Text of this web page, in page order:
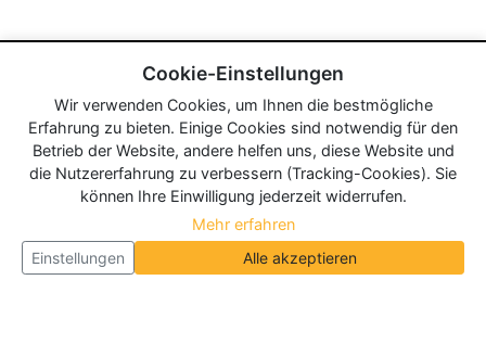
Cookie-Einstellungen
Wir verwenden Cookies, um Ihnen die bestmögliche
Erfahrung zu bieten. Einige Cookies sind notwendig für den
Betrieb der Website, andere helfen uns, diese Website und
die Nutzererfahrung zu verbessern (Tracking-Cookies). Sie
können Ihre Einwilligung jederzeit widerrufen.
Mehr erfahren
Einstellungen
Alle akzeptieren